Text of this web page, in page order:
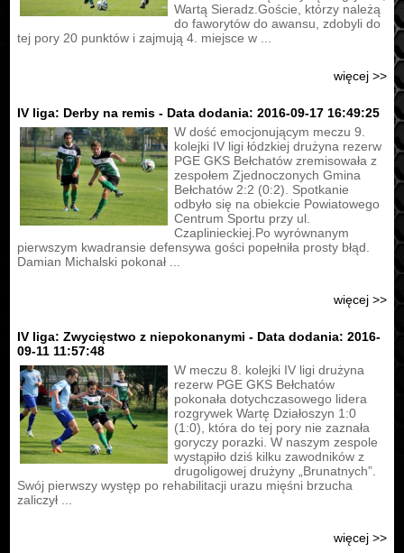
Wartą Sieradz.Goście, którzy należą
do faworytów do awansu, zdobyli do
tej pory 20 punktów i zajmują 4. miejsce w ...
więcej >>
IV liga: Derby na remis - Data dodania: 2016-09-17 16:49:25
W dość emocjonującym meczu 9.
kolejki IV ligi łódzkiej drużyna rezerw
PGE GKS Bełchatów zremisowała z
zespołem Zjednoczonych Gmina
Bełchatów 2:2 (0:2). Spotkanie
odbyło się na obiekcie Powiatowego
Centrum Sportu przy ul.
Czaplinieckiej.Po wyrównanym
pierwszym kwadransie defensywa gości popełniła prosty błąd.
Damian Michalski pokonał ...
więcej >>
IV liga: Zwycięstwo z niepokonanymi - Data dodania: 2016-
09-11 11:57:48
W meczu 8. kolejki IV ligi drużyna
rezerw PGE GKS Bełchatów
pokonała dotychczasowego lidera
rozgrywek Wartę Działoszyn 1:0
(1:0), która do tej pory nie zaznała
goryczy porazki. W naszym zespole
wystąpiło dziś kilku zawodników z
drugoligowej drużyny „Brunatnych”.
Swój pierwszy występ po rehabilitacji urazu mięśni brzucha
zaliczył ...
więcej >>